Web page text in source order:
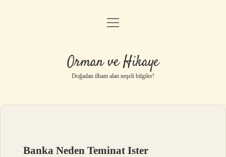
Anasayfa
Yasal Uyarı
menüyü
Orman ve Hikaye
Doğadan ilham alan neşeli bilgiler!
Banka Neden Teminat Ister